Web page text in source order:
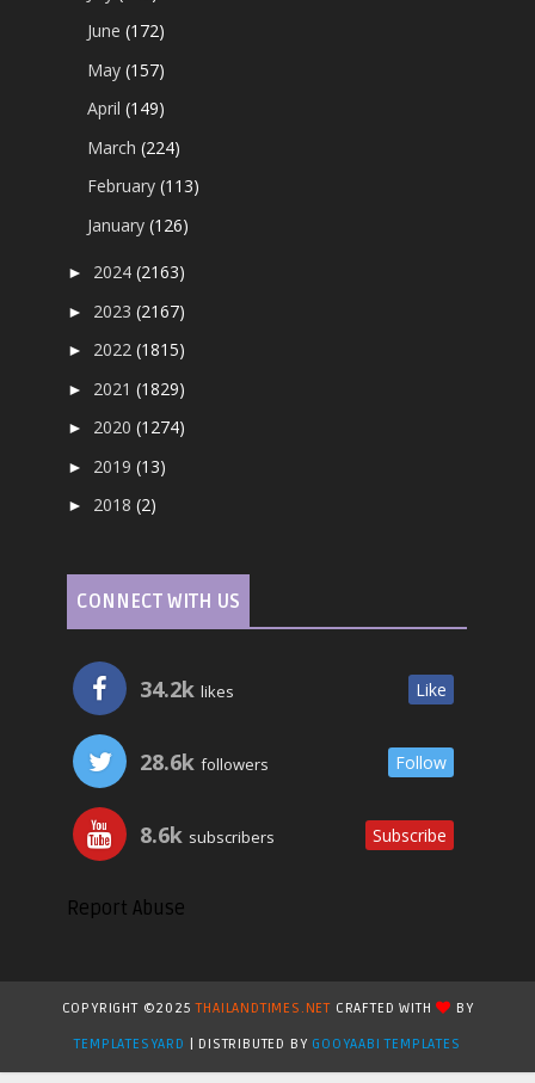
June(172)
May(157)
April(149)
March(224)
February(113)
January(126)
► 2024(2163)
► 2023(2167)
► 2022(1815)
► 2021(1829)
► 2020(1274)
► 2019(13)
► 2018(2)
CONNECT WITH US
34.2k likes Like
28.6k followers Follow
8.6k subscribers Subscribe
Report Abuse
COPYRIGHT ©2025THAILANDTIMES.NETCRAFTED WITH
BY
TEMPLATESYARD
| DISTRIBUTED BY GOOYAABI TEMPLATES